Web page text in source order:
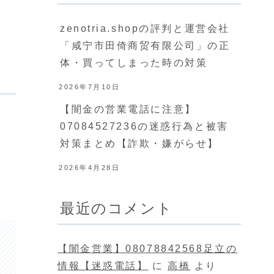
zenotria.shopの評判と運営会社
「咸宁市田倚商贸有限公司」の正
体・買ってしまった時の対策
2026年7月10日
【闇金の営業電話に注意】
07084527236の迷惑行為と被害
対策まとめ【詐欺・嫌がらせ】
2026年4月28日
最近のコメント
【闇金営業】08078842568足立の
情報【迷惑電話】
に高橋 より